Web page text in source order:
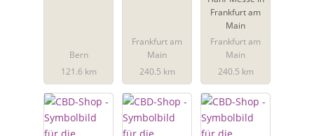
Bern
121.6 km
Frankfurt am
Main
240.5 km
Frankfurt am
Main
Frankfurt am
Main
240.5 km